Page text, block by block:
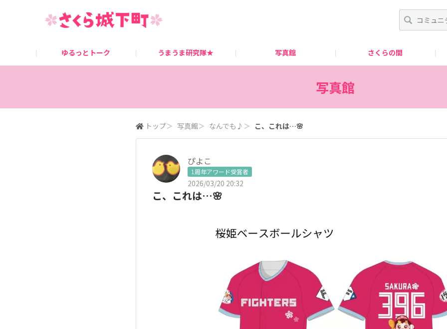
ゆるっとトーク うまうま研究隊★ 写真館 さくらの間
写真館
トップ＞ 写真館＞ なんでも♪ ＞ こ、これは…🌸
ぴよこ
1周年アワード受賞者
2026/03/20 20:32
こ、これは…🌸